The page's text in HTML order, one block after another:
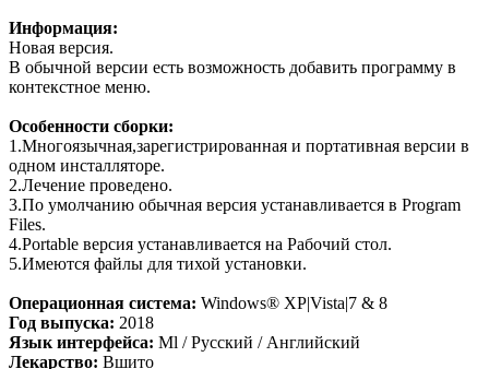
Информация:
Новая версия.
В обычной версии есть возможность добавить программу в
контекстное меню.
Особенности сборки:
1.Многоязычная,зарегистрированная и портативная версии в
одном инсталляторе.
2.Лечение проведено.
3.По умолчанию обычная версия устанавливается в Program
Files.
4.Portable версия устанавливается на Рабочий стол.
5.Имеются файлы для тихой установки.
Операционная система: Windows® XP|Vista|7 & 8
Год выпуска: 2018
Язык интерфейса: Ml / Русский / Английский
Лекарство: Вшито